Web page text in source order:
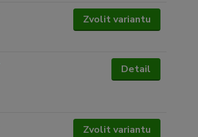
Zvolit variantu
Detail
Zvolit variantu